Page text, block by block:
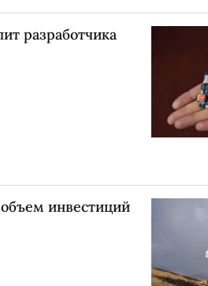
разработчика
инвестиций